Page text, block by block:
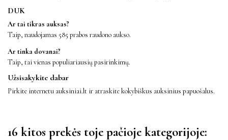
DUK
Ar tai tikras auksas?
Taip, naudojamas 585 prabos raudono aukso.
Ar tinka dovanai?
Taip, tai vienas populiariausių pasirinkimų.
Užsisakykite dabar
Pirkite internetu auksiniai.lt ir atraskite kokybiškus auksinius papuošalus.
16 kitos prekės toje pačioje kategorijoje: